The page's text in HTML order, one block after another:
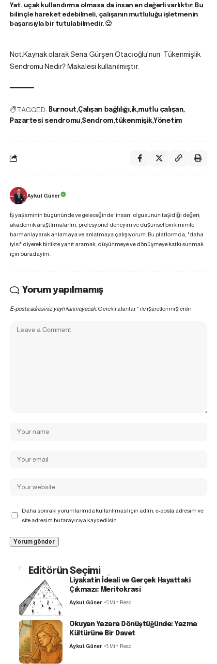
Yat, uçak kullandırma olmasa da insan en değerli varlıktır. Bu
bilinçle hareket edebilmeli, çalışanın mutluluğu işletmenin
başarısıyla bir tutulabilmedir. 🙂
Not:Kaynak olarak Sena Gürşen Otacıoğlu’nun Tükenmişlik
Sendromu Nedir? Makalesi kullanılmıştır.
TAGGED: Burnout Çalışan bağlılığı ik mutlu çalışan
Pazartesi sendromu Sendrom tükenmişik Yönetim
Aykut Güner
İş yaşamının bugününde ve geleceğinde 'insan' olgusunun taşıdığı değeri;
akademik araştırmalarım, profesyonel deneyim ve düşünsel birikimimle
harmanlayarak anlamaya ve anlatmaya çalışıyorum. Bu platformda, "daha
iyisi" diyerek birlikte yanıt aramak, düşünmeye ve dönüşmeye katkı sunmak
için buradayım.
Yorum yapılmamış
E-posta adresiniz yayınlanmayacak. Gerekli alanlar*ile işaretlenmişlerdir
Daha sonraki yorumlarımda kullanılması için adım, e-posta adresim ve
site adresim bu tarayıcıya kaydedilsin.
Editörün Seçimi
Liyakatin İdeali ve Gerçek Hayattaki
Çıkmazı: Meritokrasi
Aykut Güner 5 Min Read
Okuyan Yazara Dönüştüğünde: Yazma
Kültürüne Bir Davet
Aykut Güner 5 Min Read